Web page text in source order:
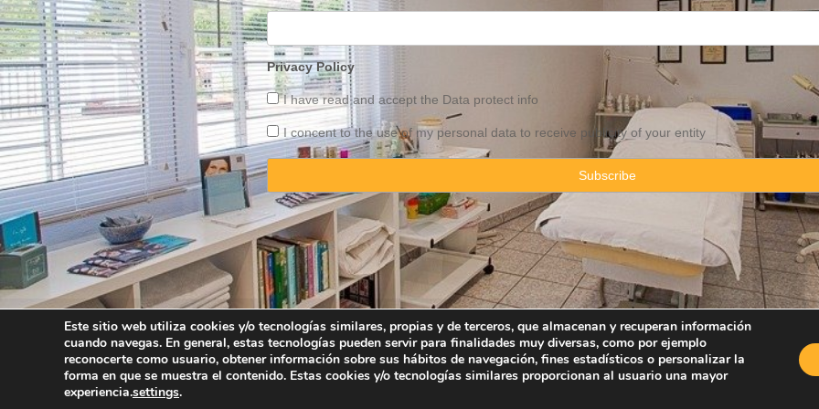
Privacy Policy
I have read and accept the Data protect info
I concent to the use of my personal data to receive publicity of your entity
Copyright © 2025 Property Consulting Spain By JadeVillas S.L. ·Legal advice Privacy
Este sitio web utiliza cookies y/o tecnologías similares, propias y de terceros, que almacenan y recuperan información
cuando navegas. En general, estas tecnologías pueden servir para finalidades muy diversas, como por ejemplo
reconocerte como usuario, obtener información sobre sus hábitos de navegación, fines estadísticos o personalizar la
forma en que se muestra el contenido. Estas cookies y/o tecnologías similares proporcionan al usuario una mayor
experiencia.settings.